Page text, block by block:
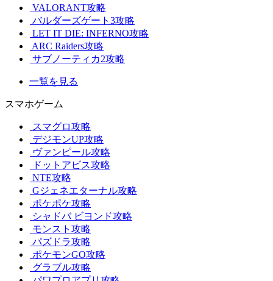
VALORANT攻略
バルダーズゲート3攻略
LET IT DIE: INFERNO攻略
ARC Raiders攻略
サブノーティカ2攻略
一覧を見る
スマホゲーム
スマグロ攻略
デジモンUP攻略
ヴァンピール攻略
ドットアビス攻略
NTE攻略
Gジェネエターナル攻略
ポケポケ攻略
シャドバ ビヨンド攻略
モンスト攻略
パズドラ攻略
ポケモンGO攻略
グラブル攻略